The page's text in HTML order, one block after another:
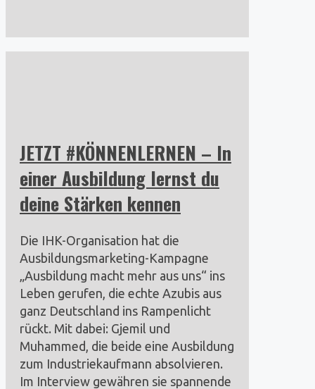
JETZT #KÖNNENLERNEN – In
einer Ausbildung lernst du
deine Stärken kennen
Die IHK-Organisation hat die
Ausbildungsmarketing-Kampagne
„Ausbildung macht mehr aus uns“ ins
Leben gerufen, die echte Azubis aus
ganz Deutschland ins Rampenlicht
rückt. Mit dabei: Gjemil und
Muhammed, die beide eine Ausbildung
zum Industriekaufmann absolvieren.
Im Interview gewähren sie spannende